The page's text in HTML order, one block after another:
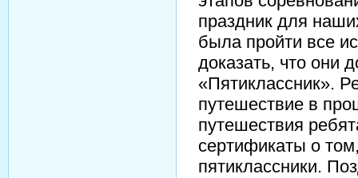
праздник для
была пройти все
доказать, что они
«Пятиклассник».
путешествие в
путешествия
сертификаты о
пятиклассники.